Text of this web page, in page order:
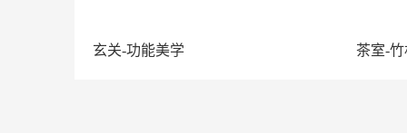
玄关-功能美学 茶室-